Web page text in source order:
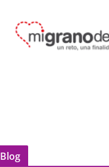
Blog